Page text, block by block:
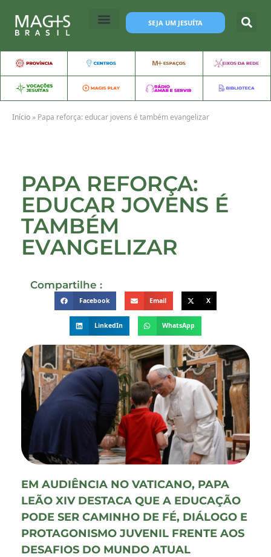
SEJA UM JESUÍTA
Início » Papa reforça: educar jovens é também evangelizar
PAPA REFORÇA:
EDUCAR JOVENS É
TAMBÉM
EVANGELIZAR
Compartilhe :
Facebook Email X
LinkedIn WhatsApp
EM AUDIÊNCIA NO VATICANO, PAPA
LEÃO XIV DESTACA QUE A EDUCAÇÃO
PODE SER CAMINHO DE FÉ, DIÁLOGO E
PROTAGONISMO JUVENIL FRENTE AOS
DESAFIOS DO MUNDO ATUAL